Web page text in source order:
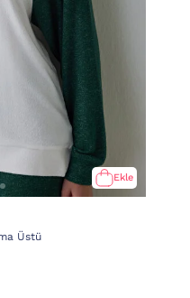
Ekle
Üstü